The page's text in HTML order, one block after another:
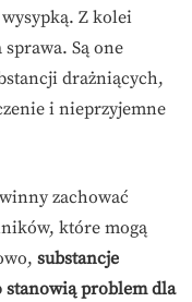
Z kolei
Są one
drażniących,
i nieprzyjemne
zachować
które mogą
substancje
stanowią problem dla